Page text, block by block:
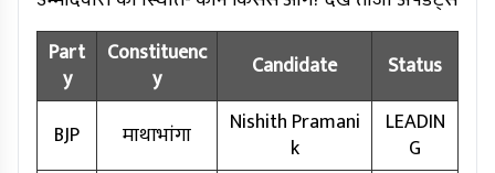
Part
y
Constituenc
y
Candidate Status
BJP माथाभांगा
Nishith Pramani
k
LEADIN
G